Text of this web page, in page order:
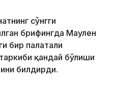
сўнгги
брифингда Маулен
бир палатали
қандай бўлиши
билдирди.